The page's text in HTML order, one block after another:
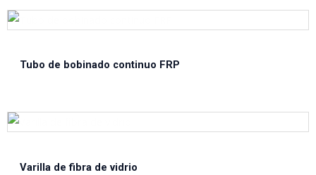
Tubo de bobinado continuo FRP
Varilla de fibra de vidrio